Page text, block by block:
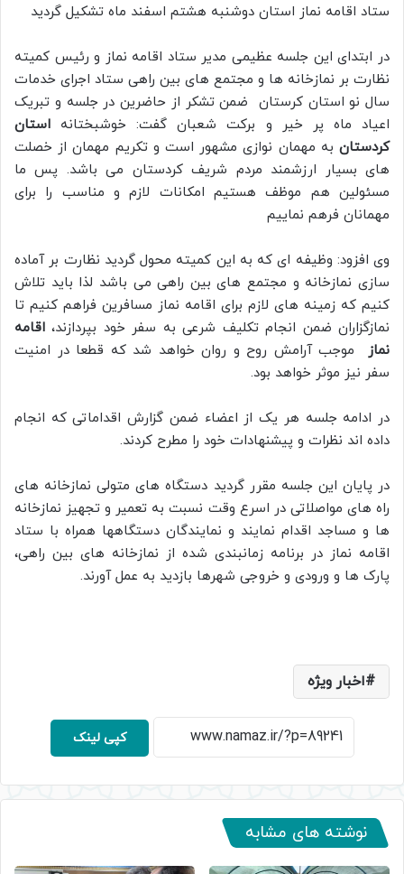
ستاد اقامه نماز استان دوشنبه هشتم اسفند ماه تشکیل گردید
در ابتدای این جلسه عظیمی مدیر ستاد اقامه نماز و رئیس کمیته
نظارت بر نمازخانه ها و مجتمع های بین راهی ستاد اجرای خدمات
سال نو استان کرستان ضمن تشکر از حاضرین در جلسه و تبریک
اعیاد ماه پر خیر و برکت شعبان گفت: خوشبختانه استان
کردستان به مهمان نوازی مشهور است و تکریم مهمان از خصلت
های بسیار ارزشمند مردم شریف کردستان می باشد. پس ما
مسئولین هم موظف هستیم امکانات لازم و مناسب را برای
مهمانان فرهم نماییم
وی افزود: وظیفه ای که به این کمیته محول گردید نظارت بر آماده
سازی نمازخانه و مجتمع های بین راهی می باشد لذا باید تلاش
کنیم که زمینه های لازم برای اقامه نماز مسافرین فراهم کنیم تا
نمازگزاران ضمن انجام تکلیف شرعی به سفر خود بپردازند، اقامه
نماز
موجب آرامش روح و روان خواهد شد که قطعا در امنیت
سفر نیز موثر خواهد بود.
در ادامه جلسه هر یک از اعضاء ضمن گزارش اقداماتی که انجام
داده اند نظرات و پیشنهادات خود را مطرح کردند.
در پایان این جلسه مقرر گردید دستگاه های متولی نمازخانه های
راه های مواصلاتی در اسرع وقت نسبت به تعمیر و تجهیز نمازخانه
ها و مساجد اقدام نمایند و نمایندگان دستگاهها همراه با ستاد
اقامه نماز در برنامه زمانبندی شده از نمازخانه های بین راهی،
پارک ها و ورودی و خروجی شهرها بازدید به عمل آورند.
اخبار ویژه
کپی لینک
نوشته های مشابه